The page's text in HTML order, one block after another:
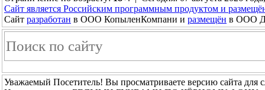
Сайт является Российским программным продуктом и
Сайт разработан в ООО КопыленКомпани и размещён в ООО
Уважаемый Посетитель! Вы просматриваете версию сайта для